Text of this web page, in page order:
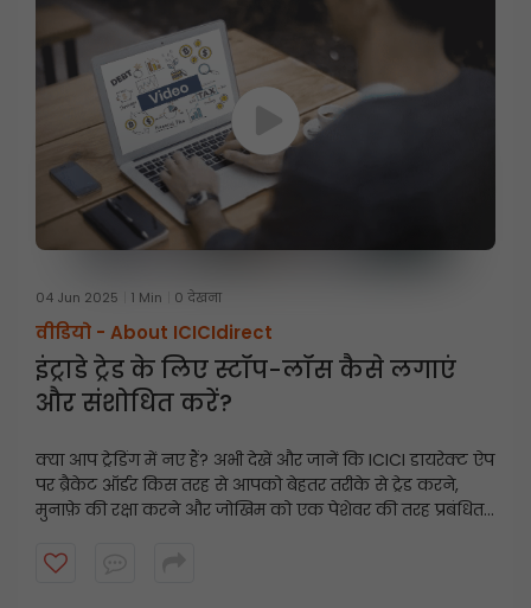
04 Jun 2025 1 Min 0 देखना
वीडियो - About ICICIdirect
इंट्राडे ट्रेड के लिए स्टॉप-लॉस कैसे लगाएं
और संशोधित करें?
क्या आप ट्रेडिंग में नए हैं? अभी देखें और जानें कि ICICI डायरेक्ट ऐप
पर ब्रैकेट ऑर्डर किस तरह से आपको बेहतर तरीके से ट्रेड करने,
मुनाफ़े की रक्षा करने और जोखिम को एक पेशेवर की तरह प्रबंधित